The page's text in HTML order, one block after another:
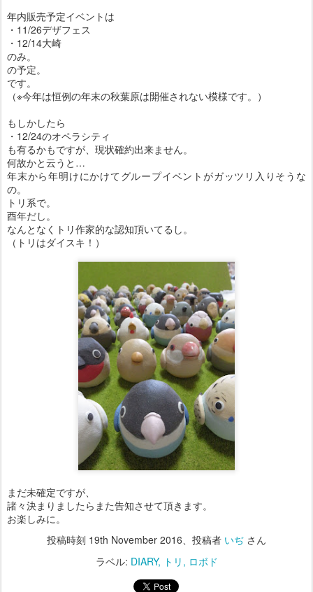
年内販売予定イベントは
・11/26デザフェス
・12/14大崎
のみ。
の予定。
です。
（※今年は恒例の年末の秋葉原は開催されない模様です。）
もしかしたら
・12/24のオペラシティ
も有るかもですが、現状確約出来ません。
何故かと云うと…
年末から年明けにかけてグループイベントがガッツリ入りそうな
の。
トリ系で。
酉年だし。
なんとなくトリ作家的な認知頂いてるし。
（トリはダイスキ！）
まだ未確定ですが、
諸々決まりましたらまた告知させて頂きます。
お楽しみに。
投稿時刻 19th November 2016、投稿者 いぢ さん
ラベル: DIARY トリ ロボド